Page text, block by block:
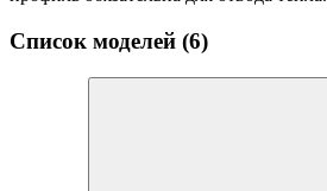
Список моделей (6)